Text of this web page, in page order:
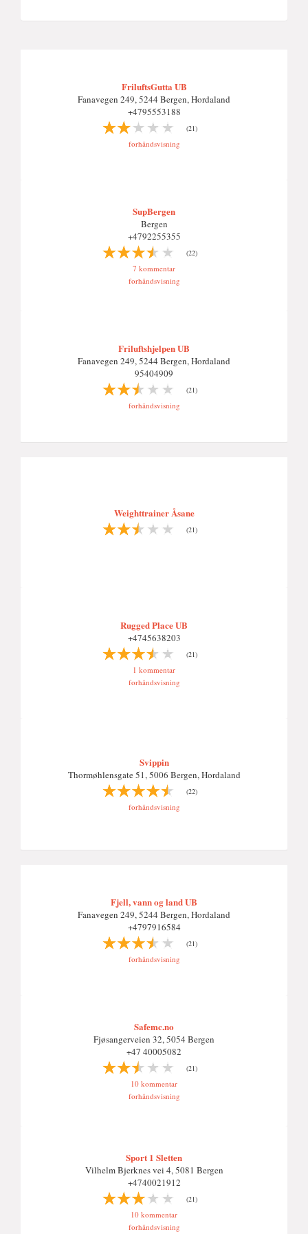
FriluftsGutta UB
Fanavegen 249, 5244 Bergen, Hordaland
+4795553188
(21)
forhåndsvisning
SupBergen
Bergen
+4792255355
(22)
7 kommentar
forhåndsvisning
Friluftshjelpen UB
Fanavegen 249, 5244 Bergen, Hordaland
95404909
(21)
forhåndsvisning
Weighttrainer Åsane
(21)
Rugged Place UB
+4745638203
(21)
1 kommentar
forhåndsvisning
Svippin
Thormøhlensgate 51, 5006 Bergen, Hordaland
(22)
forhåndsvisning
Fjell, vann og land UB
Fanavegen 249, 5244 Bergen, Hordaland
+4797916584
(21)
forhåndsvisning
Safemc.no
Fjøsangerveien 32, 5054 Bergen
+47 40005082
(21)
10 kommentar
forhåndsvisning
Sport 1 Sletten
Vilhelm Bjerknes vei 4, 5081 Bergen
+4740021912
(21)
10 kommentar
forhåndsvisning